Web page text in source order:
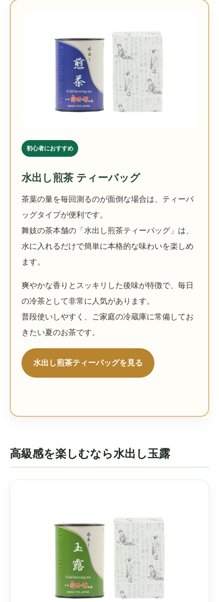
初心者におすすめ
水出し煎茶 ティーバッグ
茶葉の量を毎回測るのが面倒な場合は、ティーバ
ッグタイプが便利です。
舞妓の茶本舗の「水出し煎茶ティーバッグ」は、
水に入れるだけで簡単に本格的な味わいを楽しめ
ます。
爽やかな香りとスッキリした後味が特徴で、毎日
の冷茶として非常に人気があります。
普段使いしやすく、ご家庭の冷蔵庫に常備してお
きたい夏のお茶です。
水出し煎茶ティーバッグを見る
高級感を楽しむなら水出し玉露